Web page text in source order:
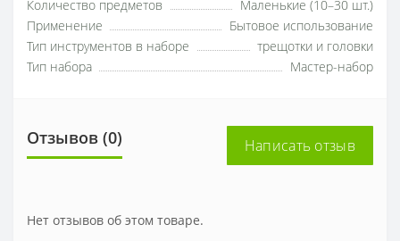
Количество предметов
Маленькие (10–30 шт.)
Применение
Бытовое использование
Тип инструментов в наборе
трещотки и головки
Тип набора
Мастер-набор
Отзывов (0) Написать отзыв
Нет отзывов об этом товаре.